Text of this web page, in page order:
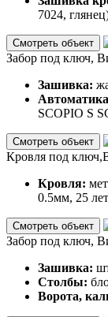
7024,
Смотреть объект
Забор под ключ,
Зашивка:
SCOPIO S
Смотреть объект
Кровля под
Кровля:
0.5мм, 25
Смотреть объект
Забор под ключ,
Зашивка:
Столбы:
Ворота,